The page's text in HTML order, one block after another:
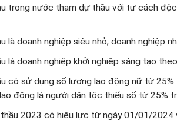
trong nước tham dự thầu với tư cách
là doanh nghiệp siêu nhỏ, doanh nghiệp
là doanh nghiệp khởi nghiệp sáng tạo
có sử dụng số lượng lao động nữ từ
động là người dân tộc thiểu số từ 25%
2023 có hiệu lực từ ngày 01/01/2024